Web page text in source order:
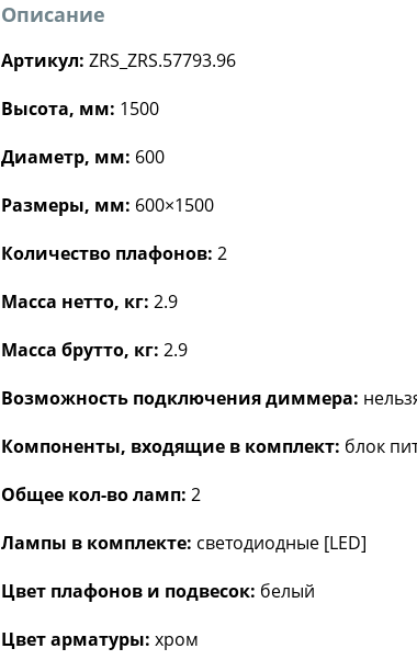
Описание
Артикул: ZRS_ZRS.57793.96
Высота, мм: 1500
Диаметр, мм: 600
Размеры, мм: 600×1500
Количество плафонов: 2
Масса нетто, кг: 2.9
Масса брутто, кг: 2.9
Возможность подключения диммера:
Компоненты, входящие в комплект: блок
Общее кол-во ламп: 2
Лампы в комплекте: светодиодные [LED]
Цвет плафонов и подвесок: белый
Цвет арматуры: хром